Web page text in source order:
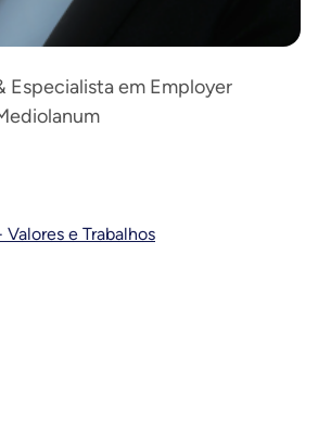
Especialista em Employer
e Trabalhos